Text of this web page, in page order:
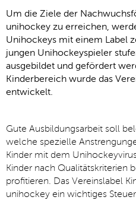
Um die Ziele der
unihockey zu erreichen,
Unihockeys mit einem Label
jungen Unihockeyspieler
ausgebildet und gefördert
Kinderbereich wurde das
entwickelt.
Gute Ausbildungsarbeit soll
welche spezielle
Kinder mit dem
Kinder nach Qualitätskriterien
profitieren. Das Vereinslabel
unihockey ein wichtiges